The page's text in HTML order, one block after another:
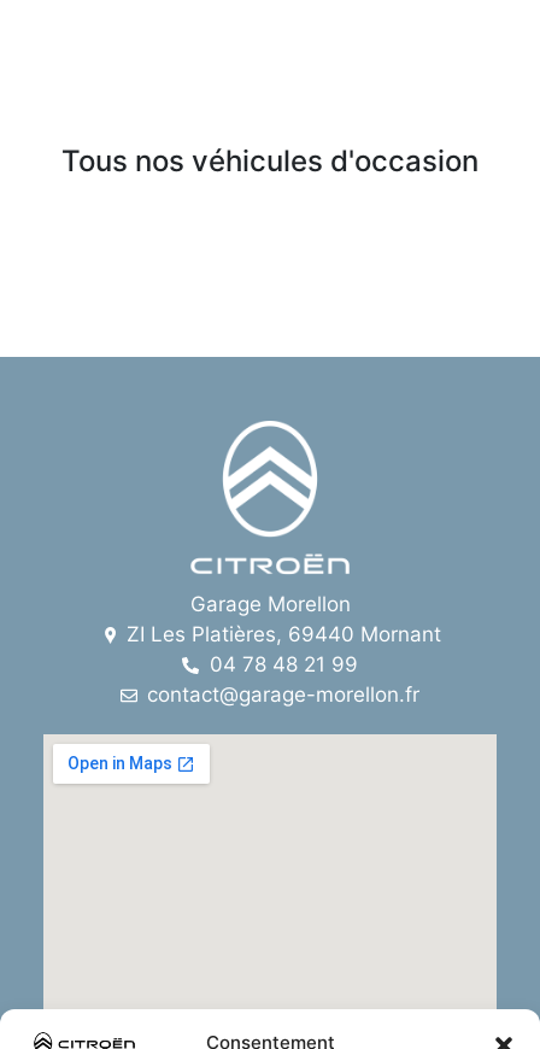
Consentement
Tous nos véhicules d'occasion
Garage Morellon
ZI Les Platières, 69440 Mornant
04 78 48 21 99
contact@garage-morellon.fr